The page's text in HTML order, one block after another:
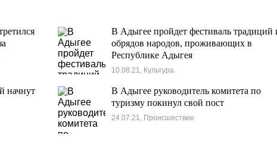
В Адыгее пройдет фестиваль традиций
обрядов народов, проживающих в
Республике Адыгея
10.08.21, Культура
начнут
В Адыгее руководитель комитета по
туризму покинул свой пост
24.07.21, Происшествие